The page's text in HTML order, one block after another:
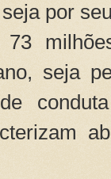
por
seja